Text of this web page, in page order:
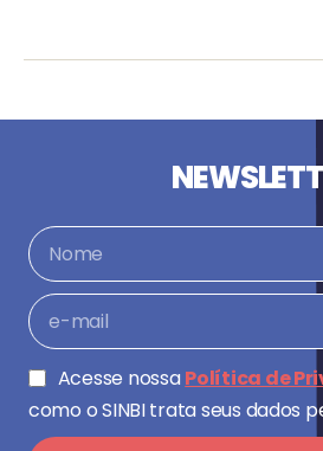
Acesse nossaPolítica de
como o SINBI trata seus dados